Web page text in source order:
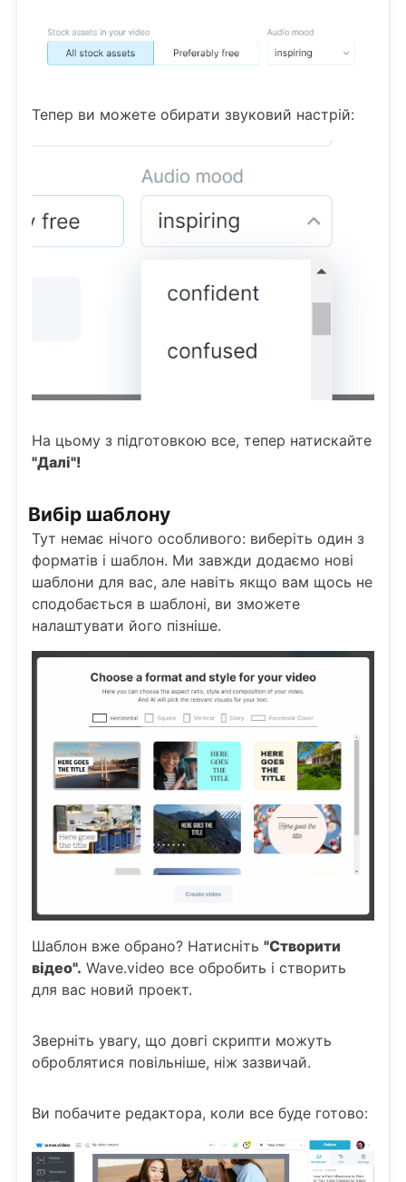
Тепер ви можете обирати звуковий настрій:
На цьому з підготовкою все, тепер натискайте
"Далі"!
Вибір шаблону
Тут немає нічого особливого: виберіть один з
форматів і шаблон. Ми завжди додаємо нові
шаблони для вас, але навіть якщо вам щось не
сподобається в шаблоні, ви зможете
налаштувати його пізніше.
Шаблон вже обрано? Натисніть "Створити
відео". Wave.video все обробить і створить
для вас новий проект.
Зверніть увагу, що довгі скрипти можуть
оброблятися повільніше, ніж зазвичай.
Ви побачите редактора, коли все буде готово: